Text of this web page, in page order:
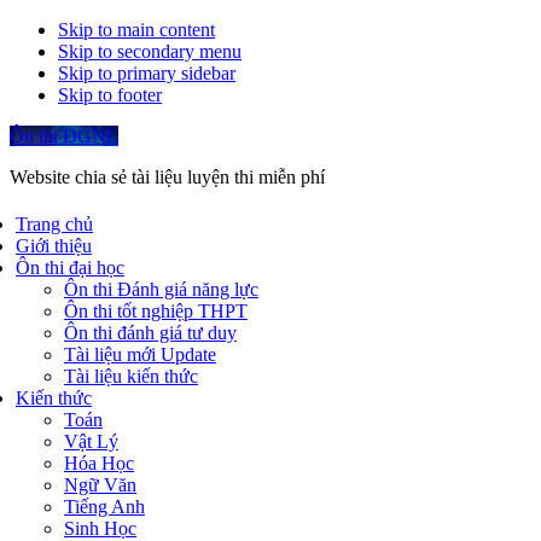
Skip to main content
Skip to secondary menu
Skip to primary sidebar
Skip to footer
Ôn thi ĐGNL
Website chia sẻ tài liệu luyện thi miễn phí
Trang chủ
Giới thiệu
Ôn thi đại học
Ôn thi Đánh giá năng lực
Ôn thi tốt nghiệp THPT
Ôn thi đánh giá tư duy
Tài liệu mới Update
Tài liệu kiến thức
Kiến thức
Toán
Vật Lý
Hóa Học
Ngữ Văn
Tiếng Anh
Sinh Học